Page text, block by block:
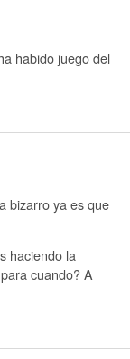
habido juego del
bizarro ya es que
haciendo la
cuando? A